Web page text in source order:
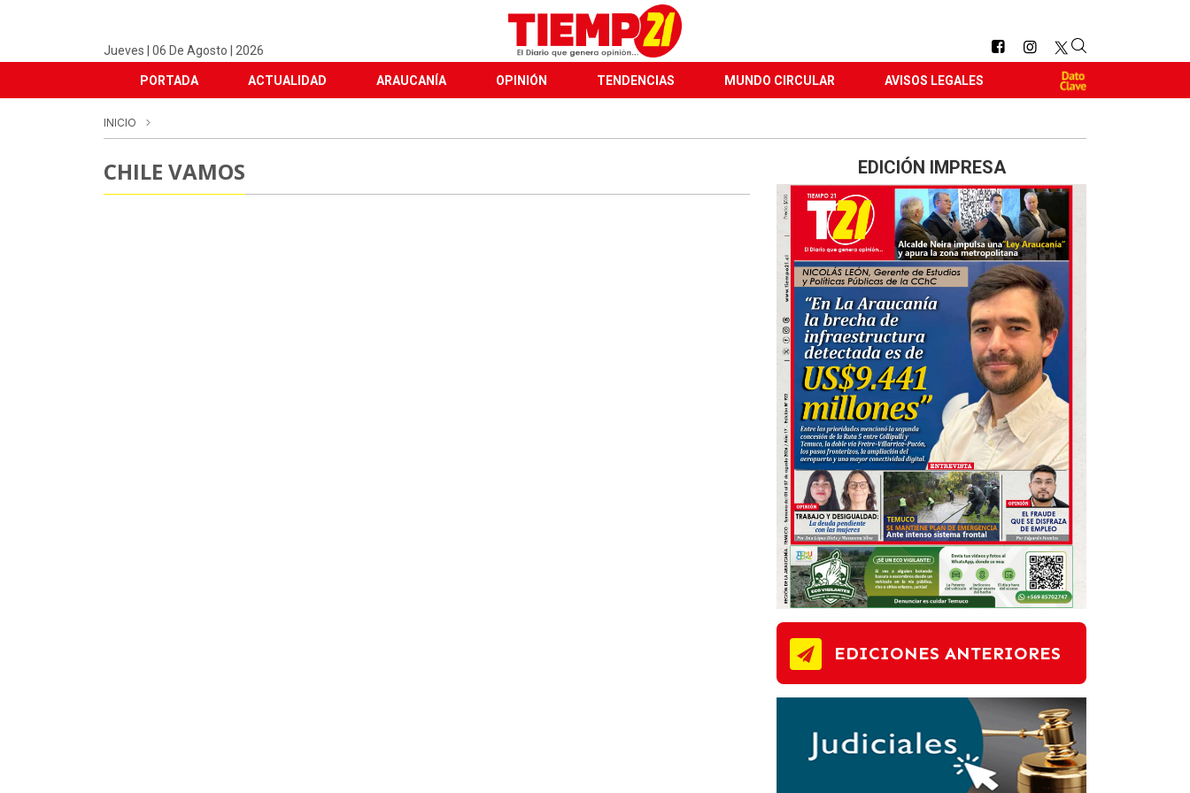
Jueves | 06 De Agosto | 2026
PORTADA ACTUALIDAD ARAUCANÍA OPINIÓN TENDENCIAS MUNDO CIRCULAR AVISOS LEGALES
INICIO
CHILE VAMOS EDICIÓN IMPRESA
EDICIONES ANTERIORES